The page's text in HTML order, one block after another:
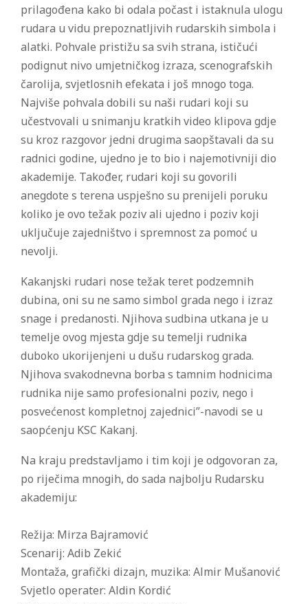
prilagođena kako bi odala počast i istaknula ulogu
rudara u vidu prepoznatljivih rudarskih simbola i
alatki. Pohvale pristižu sa svih strana, ističući
podignut nivo umjetničkog izraza, scenografskih
čarolija, svjetlosnih efekata i još mnogo toga.
Najviše pohvala dobili su naši rudari koji su
učestvovali u snimanju kratkih video klipova gdje
su kroz razgovor jedni drugima saopštavali da su
radnici godine, ujedno je to bio i najemotivniji dio
akademije. Također, rudari koji su govorili
anegdote s terena uspješno su prenijeli poruku
koliko je ovo težak poziv ali ujedno i poziv koji
uključuje zajedništvo i spremnost za pomoć u
nevolji.
Kakanjski rudari nose težak teret podzemnih
dubina, oni su ne samo simbol grada nego i izraz
snage i predanosti. Njihova sudbina utkana je u
temelje ovog mjesta gdje su temelji rudnika
duboko ukorijenjeni u dušu rudarskog grada.
Njihova svakodnevna borba s tamnim hodnicima
rudnika nije samo profesionalni poziv, nego i
posvećenost kompletnoj zajednici”-navodi se u
saopćenju KSC Kakanj.
Na kraju predstavljamo i tim koji je odgovoran za,
po riječima mnogih, do sada najbolju Rudarsku
akademiju:
Režija: Mirza Bajramović
Scenarij: Adib Zekić
Montaža, grafički dizajn, muzika: Almir Mušanović
Svjetlo operater: Aldin Kordić